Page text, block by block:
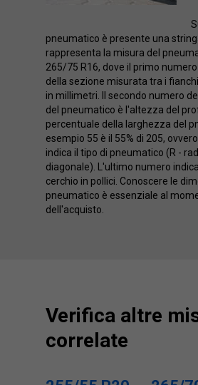
pneumatico è presente una
rappresenta la misura del
265/75 R16, dove il primo
della sezione misurata tra i
in millimetri. Il secondo numero
del pneumatico è l'altezza del
percentuale della larghezza del
esempio 55 è il 55% di 205,
indica il tipo di pneumatico (R -
diagonale). L'ultimo numero
cerchio in pollici. Conoscere le
pneumatico è essenziale al
dell'acquisto.
Verifica altre
correlate